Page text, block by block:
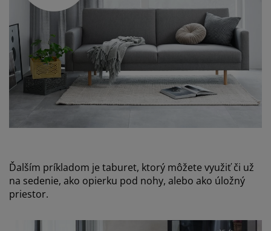
Ďalším príkladom je taburet, ktorý môžete využiť či už
na sedenie, ako opierku pod nohy, alebo ako úložný
priestor.